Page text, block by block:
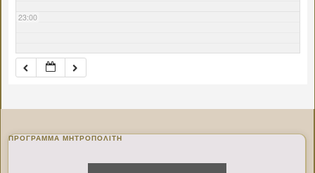
23:00
ΠΡΌΓΡΑΜΜΑ ΜΗΤΡΟΠΟΛΊΤΗ